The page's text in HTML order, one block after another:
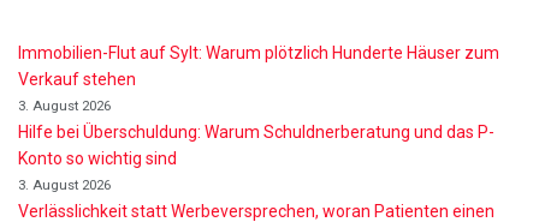
Immobilien-Flut auf Sylt: Warum plötzlich Hunderte Häuser zum
Verkauf stehen
3. August 2026
Hilfe bei Überschuldung: Warum Schuldnerberatung und das P-
Konto so wichtig sind
3. August 2026
Verlässlichkeit statt Werbeversprechen, woran Patienten einen